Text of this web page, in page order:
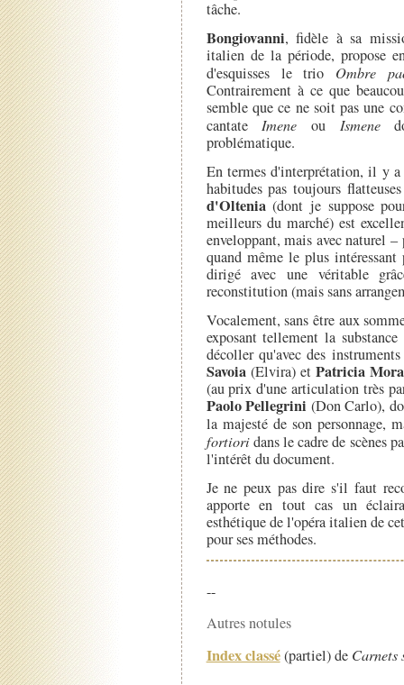
tâche.
Bongiovanni, fidèle à sa
italien de la période, propose
d'esquisses le trio Ombre
Contrairement à ce que
semble que ce ne soit pas une
cantateImene ou Ismene
problématique.
En termes d'interprétation, il y
habitudes pas toujours
d'Oltenia(dont je suppose
meilleurs du marché) est
enveloppant, mais avec naturel
quand même le plus
dirigé avec une véritable
reconstitution (mais sans
Vocalement, sans être aux
exposant tellement la
décoller qu'avec des
Savoia(Elvira) et Patricia
(au prix d'une articulation très
Paolo Pellegrini (Don Carlo),
la majesté de son
fortioridans le cadre de scènes
l'intérêt du document.
Je ne peux pas dire s'il faut
apporte en tout cas un
esthétique de l'opéra italien de
pour ses méthodes.
--
Autres notules
Index classé(partiel) de Carnets